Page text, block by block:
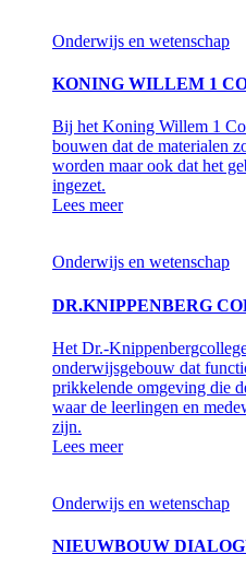
Onderwijs en wetenschap
KONING WILLEM 1
Bij het Koning Willem 1
bouwen dat de materialen
worden maar ook dat het
ingezet.
Lees meer
Onderwijs en wetenschap
DR.KNIPPENBERG
Het Dr.-
onderwijsgebouw dat
prikkelende omgeving die
waar de leerlingen en
zijn.
Lees meer
Onderwijs en wetenschap
NIEUWBOUW